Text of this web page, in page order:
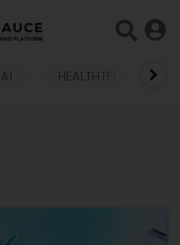
AI HEALTHTECH